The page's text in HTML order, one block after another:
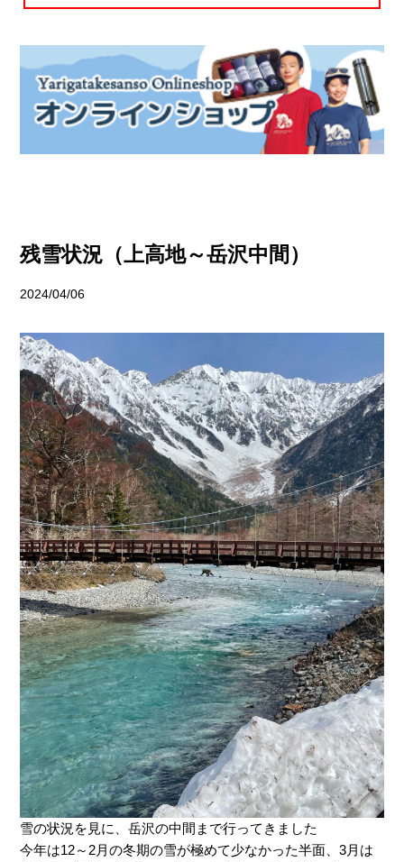
残雪状況（上高地～岳沢中間）
2024/04/06
雪の状況を見に、岳沢の中間まで行ってきました
今年は12～2月の冬期の雪が極めて少なかった半面、3月は